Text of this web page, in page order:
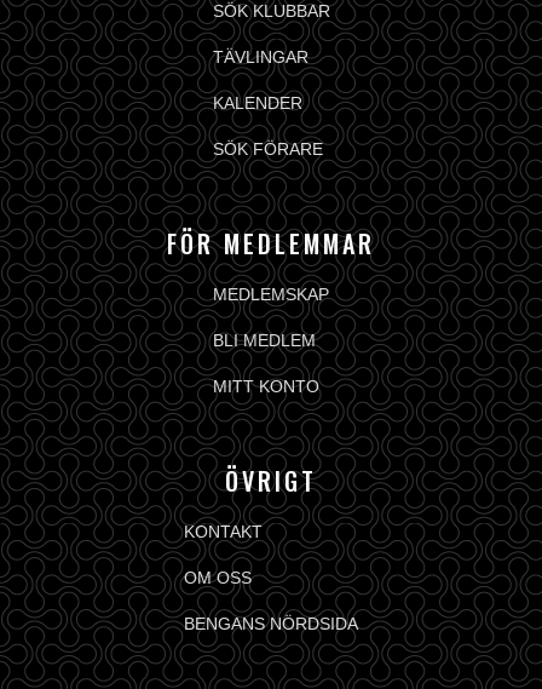
SÖK KLUBBAR
TÄVLINGAR
KALENDER
SÖK FÖRARE
FÖR MEDLEMMAR
MEDLEMSKAP
BLI MEDLEM
MITT KONTO
ÖVRIGT
KONTAKT
OM OSS
BENGANS NÖRDSIDA